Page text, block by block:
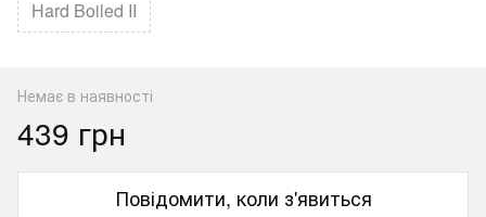
Hard Boiled II
Немає в наявності
439 грн
Повідомити, коли з'явиться